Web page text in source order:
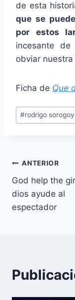
de esta
que se
por estos
incesante
obviar
Ficha de Que
Etiquetas
de
#rodrigo
de
entradas
ANTERIOR
God help the
dios ayude al
espectador